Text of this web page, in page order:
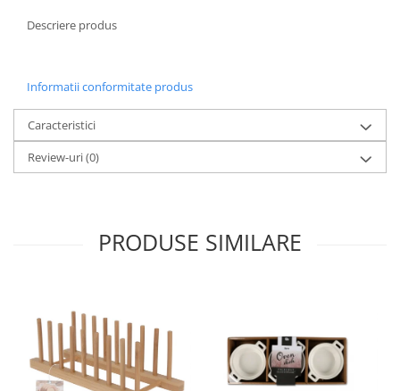
Posuri si duiuri
Suporturi prajituri
Tavi detasabile
Tavi si forme fursecuri
Ustensile antiaderente
Ustensile de masura
Descriere produs
Informatii conformitate produs
Caracteristici
Review-uri(0)
PRODUSE SIMILARE